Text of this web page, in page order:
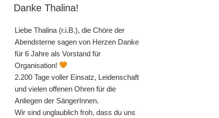
AM
Danke Thalina!
Liebe Thalina (r.i.B.), die Chöre der
Abendsterne sagen von Herzen Danke
für 6 Jahre als Vorstand für
Organisation!
2.200 Tage voller Einsatz, Leidenschaft
und vielen offenen Ohren für die
Anliegen der SängerInnen.
Wir sind unglaublich froh, dass du uns